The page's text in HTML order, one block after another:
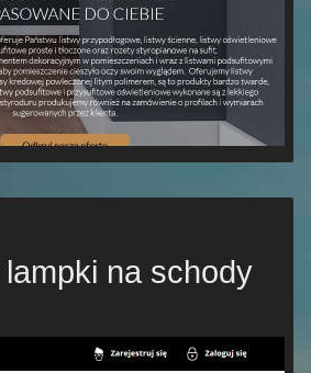
lampki na schody